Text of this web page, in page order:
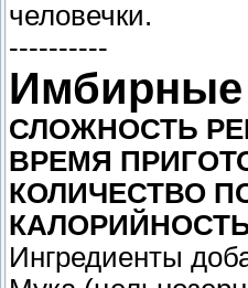
человечки.
----------
Имбирные
СЛОЖНОСТЬ
ВРЕМЯ
КОЛИЧЕСТВО
Ингредиенты